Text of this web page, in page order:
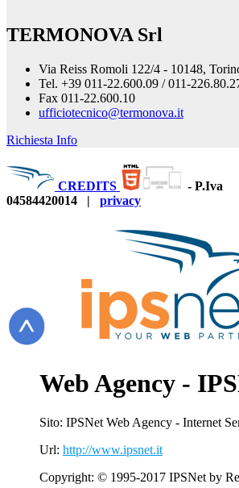
TERMONOVA Srl
Via Reiss Romoli 122/4 - 10148,
Tel. +39 011-22.600.09 / 011-
Fax 011-22.600.10
ufficiotecnico@termonova.it
Richiesta Info
CREDITS - P.Iva
04584420014 | privacy
Web Agency -
Sito: IPSNet Web Agency - Internet
Url: http://www.ipsnet.it
Copyright: © 1995-2017 IPSNet by